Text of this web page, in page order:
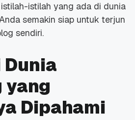
istilah yang ada di dunia
semakin siap untuk terjun
sendiri.
yang
Dipahami